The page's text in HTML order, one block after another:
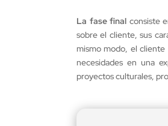
La fase final consiste
sobre el cliente, sus
mismo modo, el
necesidades en una
proyectos culturales,